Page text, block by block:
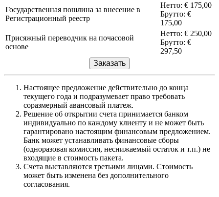
Государственная пошлина за внесение в
Регистрационный реестр
Нетто: € 175,00
Брутто: €
175,00
Присяжный переводчик на почасовой
основе
Нетто: € 250,00
Брутто: €
297,50
Заказать
Настоящее предложение действительно до конца
текущего года и подразумевает право требовать
соразмерный авансовый платеж.
Решение об открытии счета принимается банком
индивидуально по каждому клиенту и не может быть
гарантировано настоящим финансовым предложением.
Банк может устанавливать финансовые сборы
(одноразовая комиссия, неснижаемый остаток и т.п.) не
входящие в стоимость пакета.
Счета выставляются третьими лицами. Стоимость
может быть изменена без дополнительного
согласования.